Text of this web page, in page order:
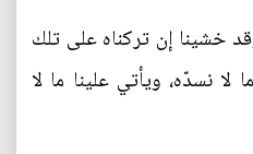
خشينا إن تركناه على تلك
لا نسدّه، ويأتي علينا ما لا